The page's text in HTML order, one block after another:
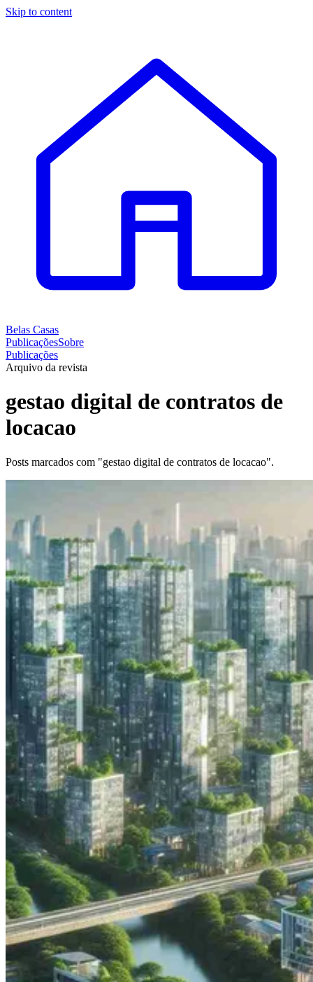
Skip to content
Belas Casas
PublicaçõesSobre
Publicações
Arquivo da revista
gestao digital de contratos de
locacao
Posts marcados com "gestao digital de contratos de locacao".